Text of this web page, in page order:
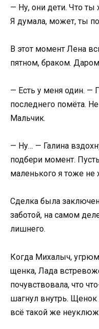
— Ну, они дети. Что ты
Я думала, может, ты
В этот момент Лена
пятном, браком.
— Есть у меня один. —
последнего помёта.
Мальчик.
— Ну… — Галина
подбери момент.
маленького я тоже не
Сделка была
заботой, на самом
лишнего.
Когда Михалыч,
щенка, Лада
почувствовала, что
шагнул внутрь. Щенок
всё такой же